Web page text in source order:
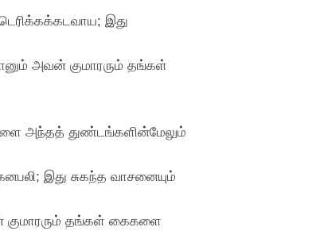
இது
அவன் குமாரரும் தங்கள்
அந்தத் துண்டங்களின்மேலும்
இது சுகந்த வாசனையும்
குமாரரும் தங்கள் கைகளை